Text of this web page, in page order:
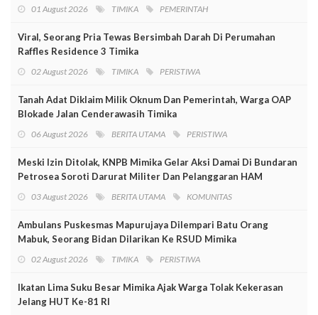
01 August 2026 TIMIKA PEMERINTAH
Viral, Seorang Pria Tewas Bersimbah Darah Di Perumahan
Raffles Residence 3 Timika
02 August 2026 TIMIKA PERISTIWA
Tanah Adat Diklaim Milik Oknum Dan Pemerintah, Warga OAP
Blokade Jalan Cenderawasih Timika
06 August 2026 BERITA UTAMA PERISTIWA
Meski Izin Ditolak, KNPB Mimika Gelar Aksi Damai Di Bundaran
Petrosea Soroti Darurat Militer Dan Pelanggaran HAM
03 August 2026 BERITA UTAMA KOMUNITAS
Ambulans Puskesmas Mapurujaya Dilempari Batu Orang
Mabuk, Seorang Bidan Dilarikan Ke RSUD Mimika
02 August 2026 TIMIKA PERISTIWA
Ikatan Lima Suku Besar Mimika Ajak Warga Tolak Kekerasan
Jelang HUT Ke-81 RI